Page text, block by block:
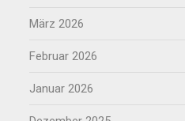
März 2026
Februar 2026
Januar 2026